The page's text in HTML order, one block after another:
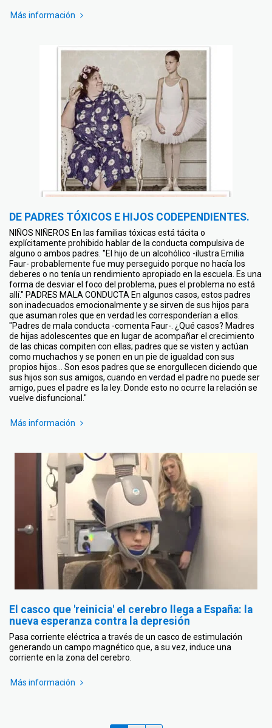
Más información
DE PADRES TÓXICOS E HIJOS CODEPENDIENTES.
NIÑOS NIÑEROS En las familias tóxicas está tácita o
explícitamente prohibido hablar de la conducta compulsiva de
alguno o ambos padres. "El hijo de un alcohólico -ilustra Emilia
Faur- probablemente fue muy perseguido porque no hacía los
deberes o no tenía un rendimiento apropiado en la escuela. Es una
forma de desviar el foco del problema, pues el problema no está
allí." PADRES MALA CONDUCTA En algunos casos, estos padres
son inadecuados emocionalmente y se sirven de sus hijos para
que asuman roles que en verdad les corresponderían a ellos.
"Padres de mala conducta -comenta Faur-. ¿Qué casos? Madres
de hijas adolescentes que en lugar de acompañar el crecimiento
de las chicas compiten con ellas; padres que se visten y actúan
como muchachos y se ponen en un pie de igualdad con sus
propios hijos... Son esos padres que se enorgullecen diciendo que
sus hijos son sus amigos, cuando en verdad el padre no puede ser
amigo, pues el padre es la ley. Donde esto no ocurre la relación se
vuelve disfuncional."
Más información
El casco que 'reinicia' el cerebro llega a España: la
nueva esperanza contra la depresión
Pasa corriente eléctrica a través de un casco de estimulación
generando un campo magnético que, a su vez, induce una
corriente en la zona del cerebro.
Más información